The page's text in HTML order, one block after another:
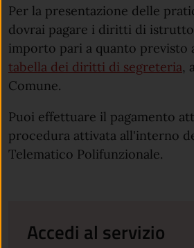
Per la presentazione delle
dovrai pagare i diritti di
importo pari a quanto previsto
tabella dei diritti di segreteria,
Comune.
Puoi effettuare il pagamento
procedura attivata all'interno
Telematico Polifunzionale.
Accedi al servizio